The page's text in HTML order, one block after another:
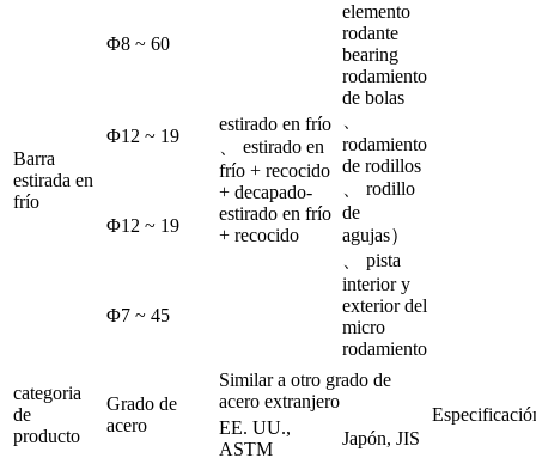
Barra
estirada en
frío
Φ8 ~ 60
estirado en frío
、 estirado en
frío + recocido
+ decapado-
estirado en frío
+ recocido
elemento
rodante
bearing
rodamiento
de bolas
rodamiento
de rodillos
、 rodillo
de
agujas）
、 pista
interior y
exterior del
micro
rodamiento
Φ12 ~ 19
Φ12 ~ 19
Φ7 ~ 45
categoria
de
producto
Grado de
acero
Similar a otro grado de
acero extranjero
EE. UU.,
ASTM
Japón, JIS